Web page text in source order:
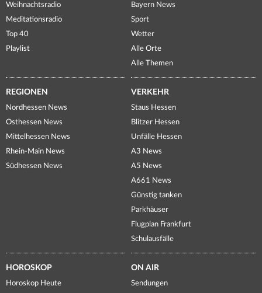
Weihnachtsradio
Meditationsradio
Top 40
Playlist
Bayern News
Sport
Wetter
Alle Orte
Alle Themen
REGIONEN
Nordhessen News
Osthessen News
Mittelhessen News
Rhein-Main News
Südhessen News
VERKEHR
Staus Hessen
Blitzer Hessen
Unfälle Hessen
A3 News
A5 News
A661 News
Günstig tanken
Parkhäuser
Flugplan Frankfurt
Schulausfälle
HOROSKOP
Horoskop Heute
ON AIR
Sendungen